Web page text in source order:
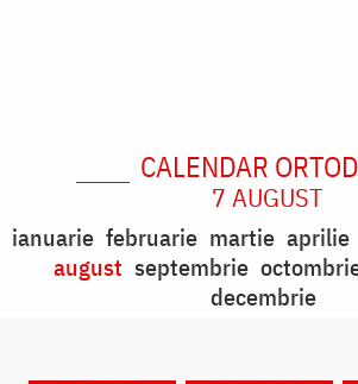
CALENDAR
7 AUGUST
ianuarie februarie martie aprilie
august septembrie
decembrie